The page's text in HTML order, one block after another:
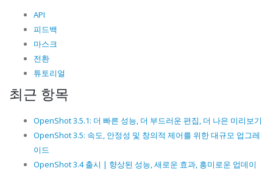
API
피드백
마스크
전환
튜토리얼
최근 항목
OpenShot 3.5.1: 더 빠른 성능, 더 부드러운 편집, 더 나은 미리보기
OpenShot 3.5: 속도, 안정성 및 창의적 제어를 위한 대규모 업그레
이드
OpenShot 3.4 출시 | 향상된 성능, 새로운 효과, 흥미로운 업데이